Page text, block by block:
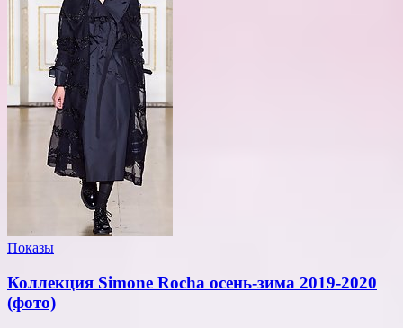
Показы
Коллекция Simone Rocha осень-зима 2019-2020
(фото)